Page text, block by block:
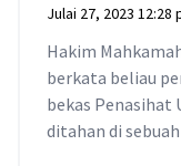
Julai 27, 2023 12:28
Hakim
berkata beliau
bekas Penasihat
ditahan di